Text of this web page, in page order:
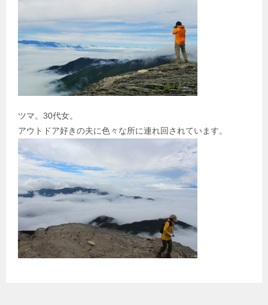
ツマ。30代女。
アウトドア好きの夫に色々な所に連れ回されています。